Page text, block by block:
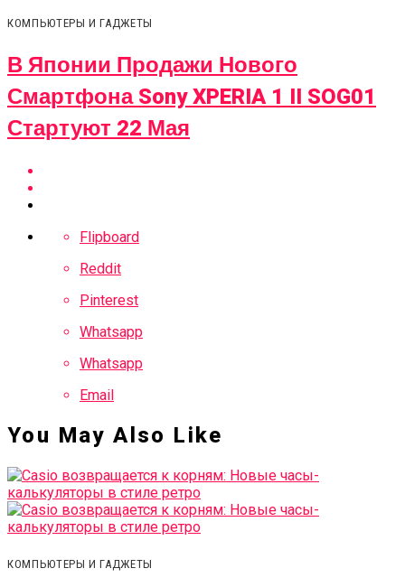
КОМПЬЮТЕРЫ И ГАДЖЕТЫ
В Японии Продажи Нового
Смартфона Sony XPERIA 1 II SOG01
Стартуют 22 Мая
Flipboard
Reddit
Pinterest
Whatsapp
Whatsapp
Email
You May Also Like
КОМПЬЮТЕРЫ И ГАДЖЕТЫ